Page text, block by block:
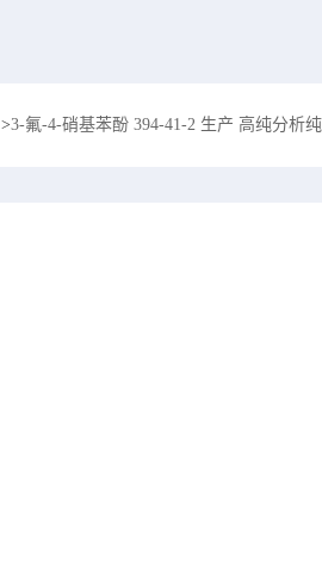
>3-氟-4-硝基苯酚 394-41-2 生产 高纯分析